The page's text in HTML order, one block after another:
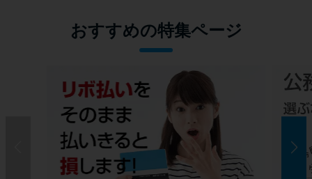
おすすめの特集ページ